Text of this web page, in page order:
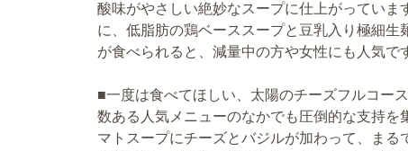
酸味がやさしい絶妙なスープに仕上がってい
に、低脂肪の鶏ベーススープと豆乳入り極細
が食べられると、減量中の方や女性にも人気で
■一度は食べてほしい、太陽のチーズフルコー
数ある人気メニューのなかでも圧倒的な支持
マトスープにチーズとバジルが加わって、ま